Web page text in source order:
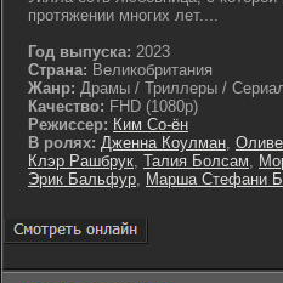
протяжении многих лет....
Год выпуска: 2023
Страна: Великобритания
Жанр: Драмы / Триллеры /
Качество: FHD (1080p)
Режиссер: Ким Со-ён
В ролях: Дженна Коулман,
Клэр Рашбрук, Талия Болсам,
Эрик Бальфур, Марша Стефани